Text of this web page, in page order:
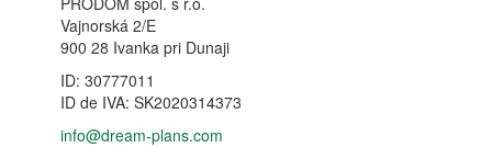
Vajnorská 2/E
900 28 Ivanka pri Dunaji
ID: 30777011
ID de IVA: SK2020314373
info@dream-plans.com